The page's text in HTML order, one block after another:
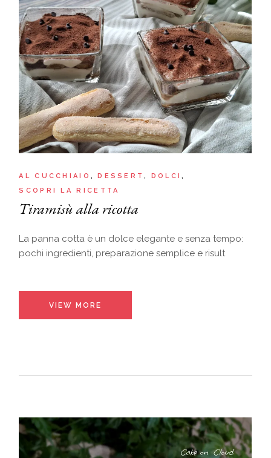
AL CUCCHIAIO DESSERT
DOLCI
SCOPRI LA RICETTA
Tiramisù alla ricotta
La panna cotta è un dolce elegante e senza tempo:
pochi ingredienti, preparazione semplice e risult
VIEW MORE